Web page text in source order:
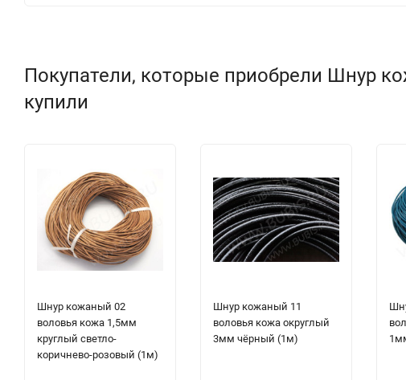
Покупатели, которые приобрели Шнур
купили
Шнур кожаный 02
воловья кожа 1,5мм
круглый светло-
коричнево-розовый (1м)
Шнур кожаный 11
воловья кожа округлый
3мм чёрный (1м)